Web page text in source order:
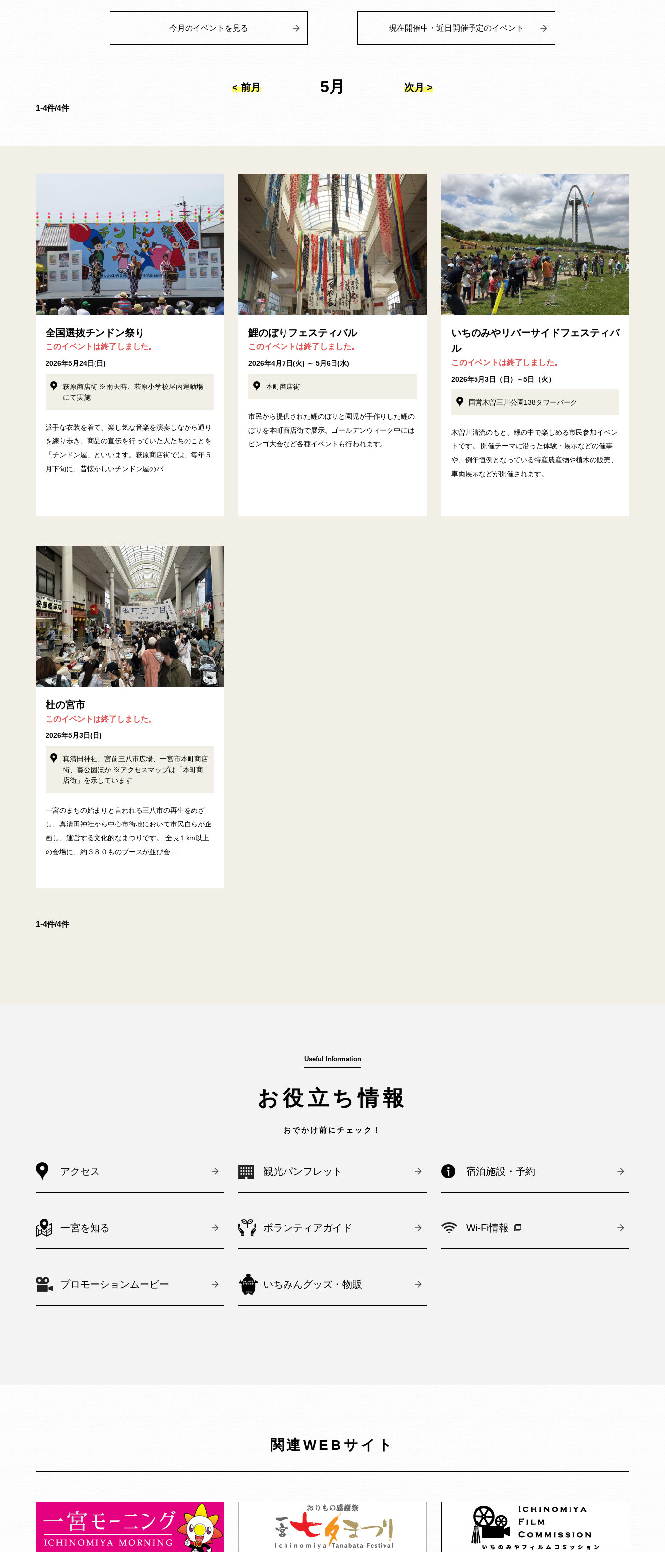
今月のイベントを見る 現在開催中・近日開催予定のイベント
< 前月 5月 次月 >
1-4件/4件
全国選抜チンドン祭り
このイベントは終了しました。
2026年5月24日(日)
萩原商店街 ※雨天時、萩原小学校屋内運動場
にて実施
派手な衣装を着て、楽し気な音楽を演奏しながら通り
を練り歩き、商品の宣伝を行っていた人たちのことを
「チンドン屋」といいます。萩原商店街では、毎年５
月下旬に、昔懐かしいチンドン屋のパ…
鯉のぼりフェスティバル
このイベントは終了しました。
2026年4月7日(火) ～ 5月6日(水)
本町商店街
市民から提供された鯉のぼりと園児が手作りした鯉の
ぼりを本町商店街で展示。ゴールデンウィーク中には
ビンゴ大会など各種イベントも行われます。
いちのみやリバーサイドフェスティバ
ル
このイベントは終了しました。
2026年5月3日（日）～5日（火）
国営木曽三川公園138タワーパーク
木曽川清流のもと、緑の中で楽しめる市民参加イベン
トです。 開催テーマに沿った体験・展示などの催事
や、例年恒例となっている特産農産物や植木の販売、
車両展示などが開催されます。
杜の宮市
このイベントは終了しました。
2026年5月3日(日)
真清田神社、宮前三八市広場、一宮市本町商店
街、葵公園ほか ※アクセスマップは「本町商
店街」を示しています
一宮のまちの始まりと言われる三八市の再生をめざ
し、真清田神社から中心市街地において市民自らが企
画し、運営する文化的なまつりです。 全長１km以上
の会場に、約３８０ものブースが並び会…
1-4件/4件
Useful Information
お役立ち情報
おでかけ前にチェック！
アクセス 観光パンフレット 宿泊施設・予約
一宮を知る ボランティアガイド Wi-Fi情報
プロモーションムービー いちみんグッズ・物販
関連WEBサイト